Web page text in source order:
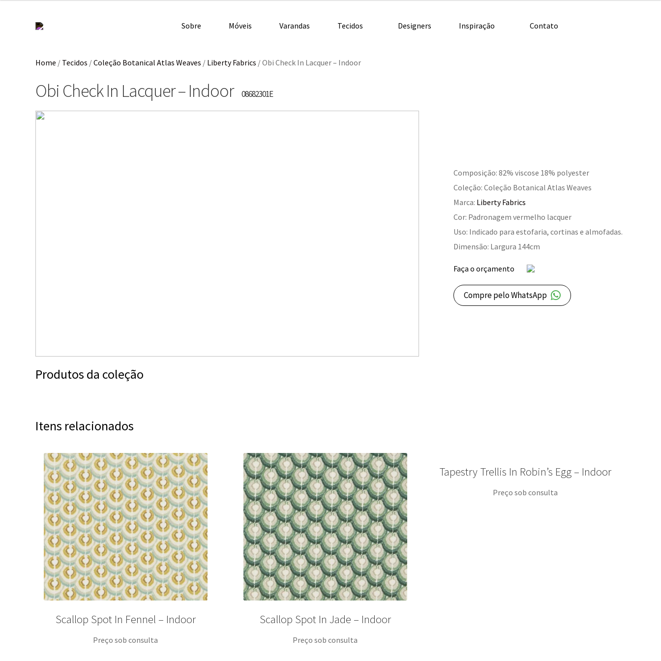
Sobre Móveis Varandas Tecidos Designers Inspiração Contato
Home / Tecidos /Coleção Botanical Atlas Weaves / Liberty Fabrics /Obi Check In Lacquer – Indoor
Obi Check In Lacquer – Indoor 08682301E
Composição: 82% viscose 18% polyester
Coleção: Coleção Botanical Atlas Weaves
Marca: Liberty Fabrics
Cor: Padronagem vermelho lacquer
Uso: Indicado para estofaria, cortinas e almofadas.
Dimensão: Largura 144cm
Faça o orçamento
Compre pelo WhatsApp
Produtos da coleção
Itens relacionados
Scallop Spot In Fennel – Indoor
Preço sob consulta
Scallop Spot In Jade – Indoor
Preço sob consulta
Tapestry Trellis In Robin’s Egg – Indoor
Preço sob consulta